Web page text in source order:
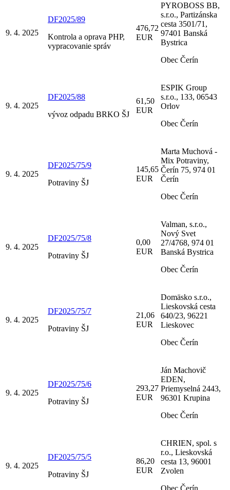
9. 4. 2025
DF2025/89
Kontrola a oprava PHP,
vypracovanie správ
476,72
EUR
PYROBOSS BB,
s.r.o., Partizánska
cesta 3501/71,
97401 Banská
Bystrica
Obec Čerín
9. 4. 2025
DF2025/88
vývoz odpadu BRKO ŠJ
61,50
EUR
ESPIK Group
s.r.o., 133, 06543
Orlov
Obec Čerín
9. 4. 2025
DF2025/75/9
Potraviny ŠJ
145,65
EUR
Marta Muchová -
Mix Potraviny,
Čerín 75, 974 01
Čerín
Obec Čerín
9. 4. 2025
DF2025/75/8
Potraviny ŠJ
0,00
EUR
Valman, s.r.o.,
Nový Svet
27/4768, 974 01
Banská Bystrica
Obec Čerín
9. 4. 2025
DF2025/75/7
Potraviny ŠJ
21,06
EUR
Domäsko s.r.o.,
Lieskovská cesta
640/23, 96221
Lieskovec
Obec Čerín
9. 4. 2025
DF2025/75/6
Potraviny ŠJ
293,27
EUR
Ján Machovič
EDEN,
Priemyselná 2443,
96301 Krupina
Obec Čerín
9. 4. 2025
DF2025/75/5
Potraviny ŠJ
86,20
EUR
CHRIEN, spol. s
r.o., Lieskovská
cesta 13, 96001
Zvolen
Obec Čerín